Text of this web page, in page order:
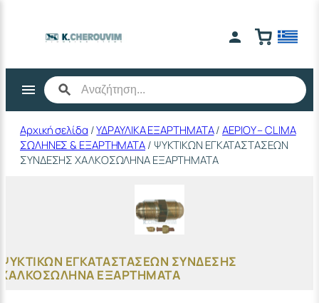
περιεχόμενο
Αρχική σελίδα /ΥΔΡΑΥΛΙΚΑ ΕΞΑΡΤΗΜΑΤΑ/ΑΕΡΙΟΥ – CLIMA
ΣΩΛΗΝΕΣ & ΕΞΑΡΤΗΜΑΤΑ/ ΨΥΚΤΙΚΩΝ ΕΓΚΑΤΑΣΤΑΣΕΩΝ
ΣΥΝΔΕΣΗΣ ΧΑΛΚΟΣΩΛΗΝΑ ΕΞΑΡΤΗΜΑΤΑ
ΨΥΚΤΙΚΩΝ ΕΓΚΑΤΑΣΤΑΣΕΩΝ ΣΥΝΔΕΣΗΣ
ΧΑΛΚΟΣΩΛΗΝΑ ΕΞΑΡΤΗΜΑΤΑ